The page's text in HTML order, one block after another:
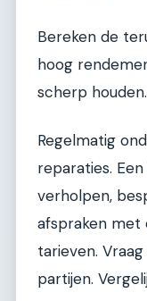
Bereken de
hoog
scherp houden.
Regelmatig
reparaties.
verholpen,
afspraken met
tarieven.
partijen.